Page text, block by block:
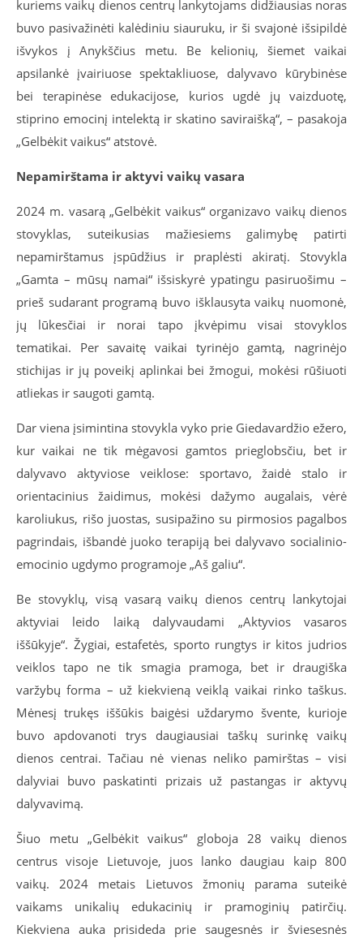
kuriems vaikų dienos centrų lankytojams didžiausias noras
buvo pasivažinėti kalėdiniu siauruku, ir ši svajonė išsipildė
išvykos į Anykščius metu. Be kelionių, šiemet vaikai
apsilankė įvairiuose spektakliuose, dalyvavo kūrybinėse
bei terapinėse edukacijose, kurios ugdė jų vaizduotę,
stiprino emocinį intelektą ir skatino saviraišką“, – pasakoja
„Gelbėkit vaikus“ atstovė.
Nepamirštama ir aktyvi vaikų vasara
2024 m. vasarą „Gelbėkit vaikus“ organizavo vaikų dienos
stovyklas, suteikusias mažiesiems galimybę patirti
nepamirštamus įspūdžius ir praplėsti akiratį. Stovykla
„Gamta – mūsų namai“ išsiskyrė ypatingu pasiruošimu –
prieš sudarant programą buvo išklausyta vaikų nuomonė,
jų lūkesčiai ir norai tapo įkvėpimu visai stovyklos
tematikai. Per savaitę vaikai tyrinėjo gamtą, nagrinėjo
stichijas ir jų poveikį aplinkai bei žmogui, mokėsi rūšiuoti
atliekas ir saugoti gamtą.
Dar viena įsimintina stovykla vyko prie Giedavardžio ežero,
kur vaikai ne tik mėgavosi gamtos prieglobsčiu, bet ir
dalyvavo aktyviose veiklose: sportavo, žaidė stalo ir
orientacinius žaidimus, mokėsi dažymo augalais, vėrė
karoliukus, rišo juostas, susipažino su pirmosios pagalbos
pagrindais, išbandė juoko terapiją bei dalyvavo socialinio-
emocinio ugdymo programoje „Aš galiu“.
Be stovyklų, visą vasarą vaikų dienos centrų lankytojai
aktyviai leido laiką dalyvaudami „Aktyvios vasaros
iššūkyje“. Žygiai, estafetės, sporto rungtys ir kitos judrios
veiklos tapo ne tik smagia pramoga, bet ir draugiška
varžybų forma – už kiekvieną veiklą vaikai rinko taškus.
Mėnesį trukęs iššūkis baigėsi uždarymo švente, kurioje
buvo apdovanoti trys daugiausiai taškų surinkę vaikų
dienos centrai. Tačiau nė vienas neliko pamirštas – visi
dalyviai buvo paskatinti prizais už pastangas ir aktyvų
dalyvavimą.
Šiuo metu „Gelbėkit vaikus“ globoja 28 vaikų dienos
centrus visoje Lietuvoje, juos lanko daugiau kaip 800
vaikų. 2024 metais Lietuvos žmonių parama suteikė
vaikams unikalių edukacinių ir pramoginių patirčių.
Kiekviena auka prisideda prie saugesnės ir šviesesnės